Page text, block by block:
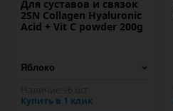
Для суставов и связок
2SN Collagen Hyaluronic
Acid + Vit C powder 200g
Купить в 1 клик